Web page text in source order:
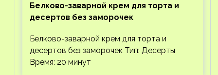
Белково-заварной крем для торта и
десертов без заморочек
Белково-заварной крем для торта и
десертов без заморочек Тип: Десерты
Время: 20 минут